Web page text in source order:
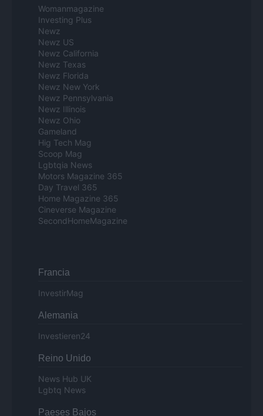
Womanmagazine
Investing Plus
Newz
Newz US
Newz California
Newz Texas
Newz Florida
Newz New York
Newz Pennsylvania
Newz Illinois
Newz Ohio
Gameland
Hig Tech Mag
Scoop Mag
Lgbtqia News
Motors Magazine 365
Day Travel 365
Home Magazine 365
Cineverse Magazine
SecondHomeMagazine
Francia
InvestirMag
Alemania
Investieren24
Reino Unido
News Hub UK
Lgbtq News
Paeses Bajos